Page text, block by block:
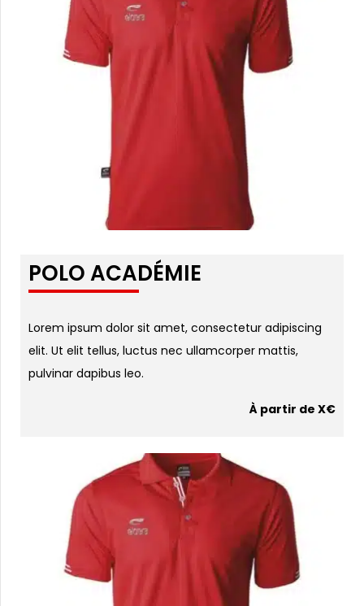
POLO ACADÉMIE
Lorem ipsum dolor sit amet, consectetur adipiscing
elit. Ut elit tellus, luctus nec ullamcorper mattis,
pulvinar dapibus leo.
À partir de X€